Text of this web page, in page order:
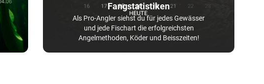
Fangstatistiken
Als Pro-Angler siehst du für jedes Gewässer
und jede Fischart die erfolgreichsten
Angelmethoden, Köder und Beisszeiten!